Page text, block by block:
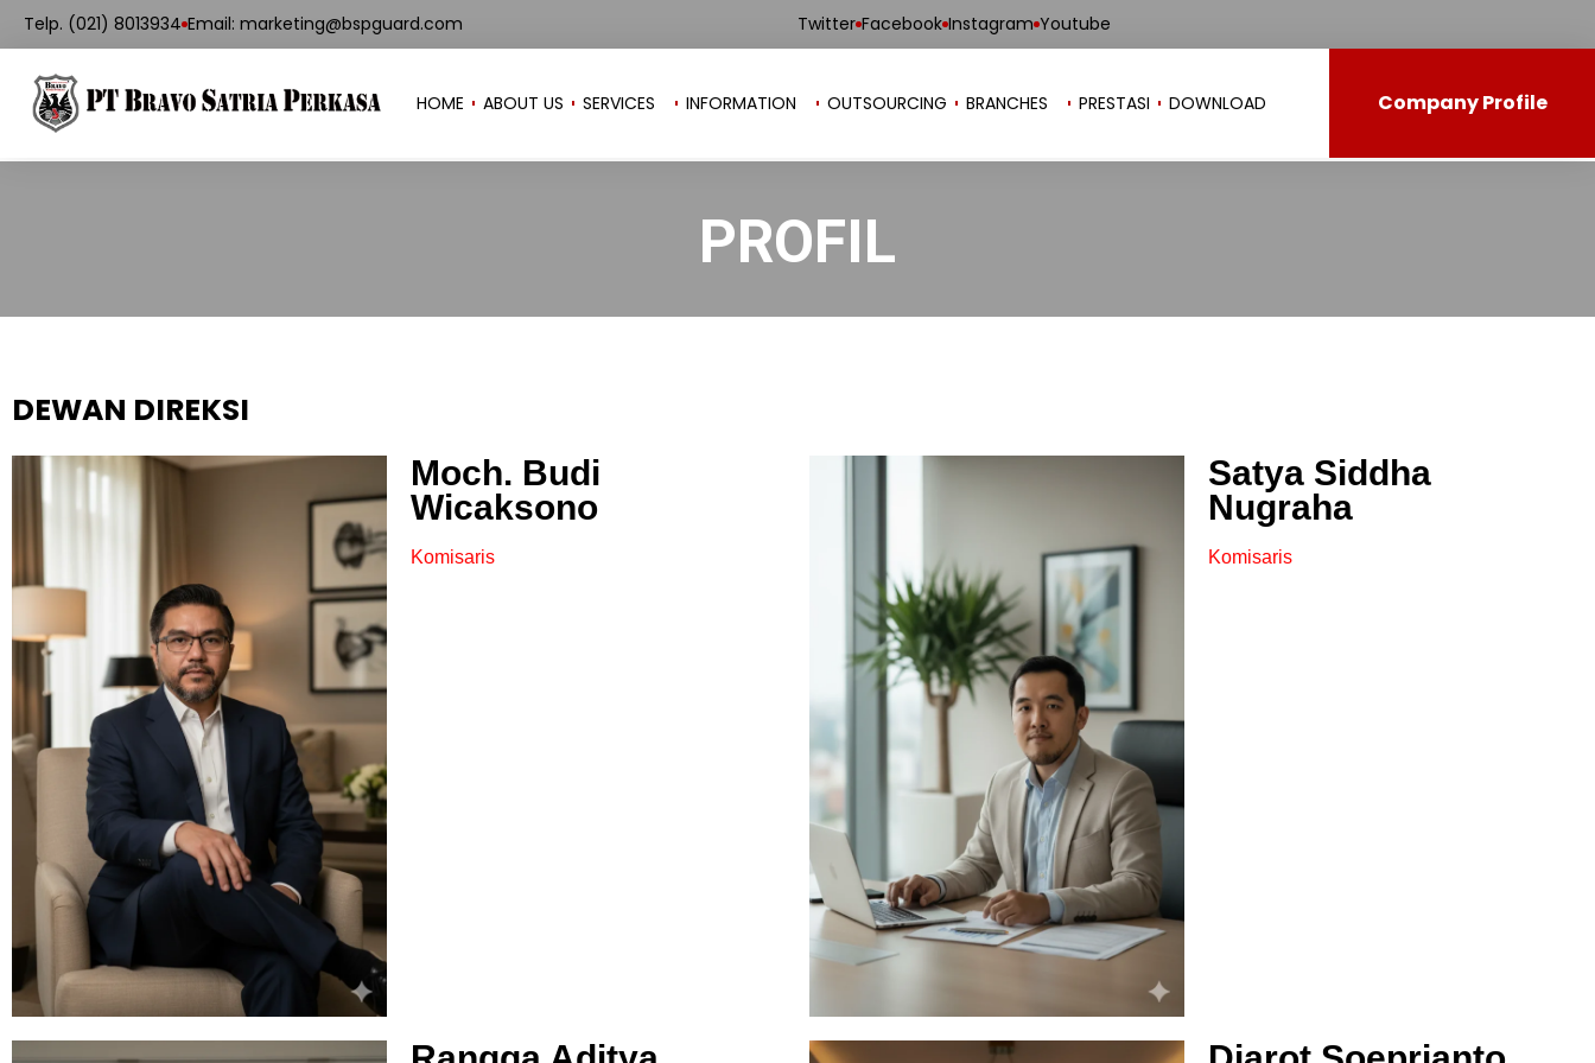
Telp. (021) 8013934 Email: marketing@bspguard.com Twitter Facebook Instagram Youtube
HOME ABOUT US SERVICES INFORMATION OUTSOURCING BRANCHES PRESTASI DOWNLOAD Company Profile
PROFIL
DEWAN DIREKSI
Moch. Budi
Wicaksono
Komisaris
Satya Siddha
Nugraha
Komisaris